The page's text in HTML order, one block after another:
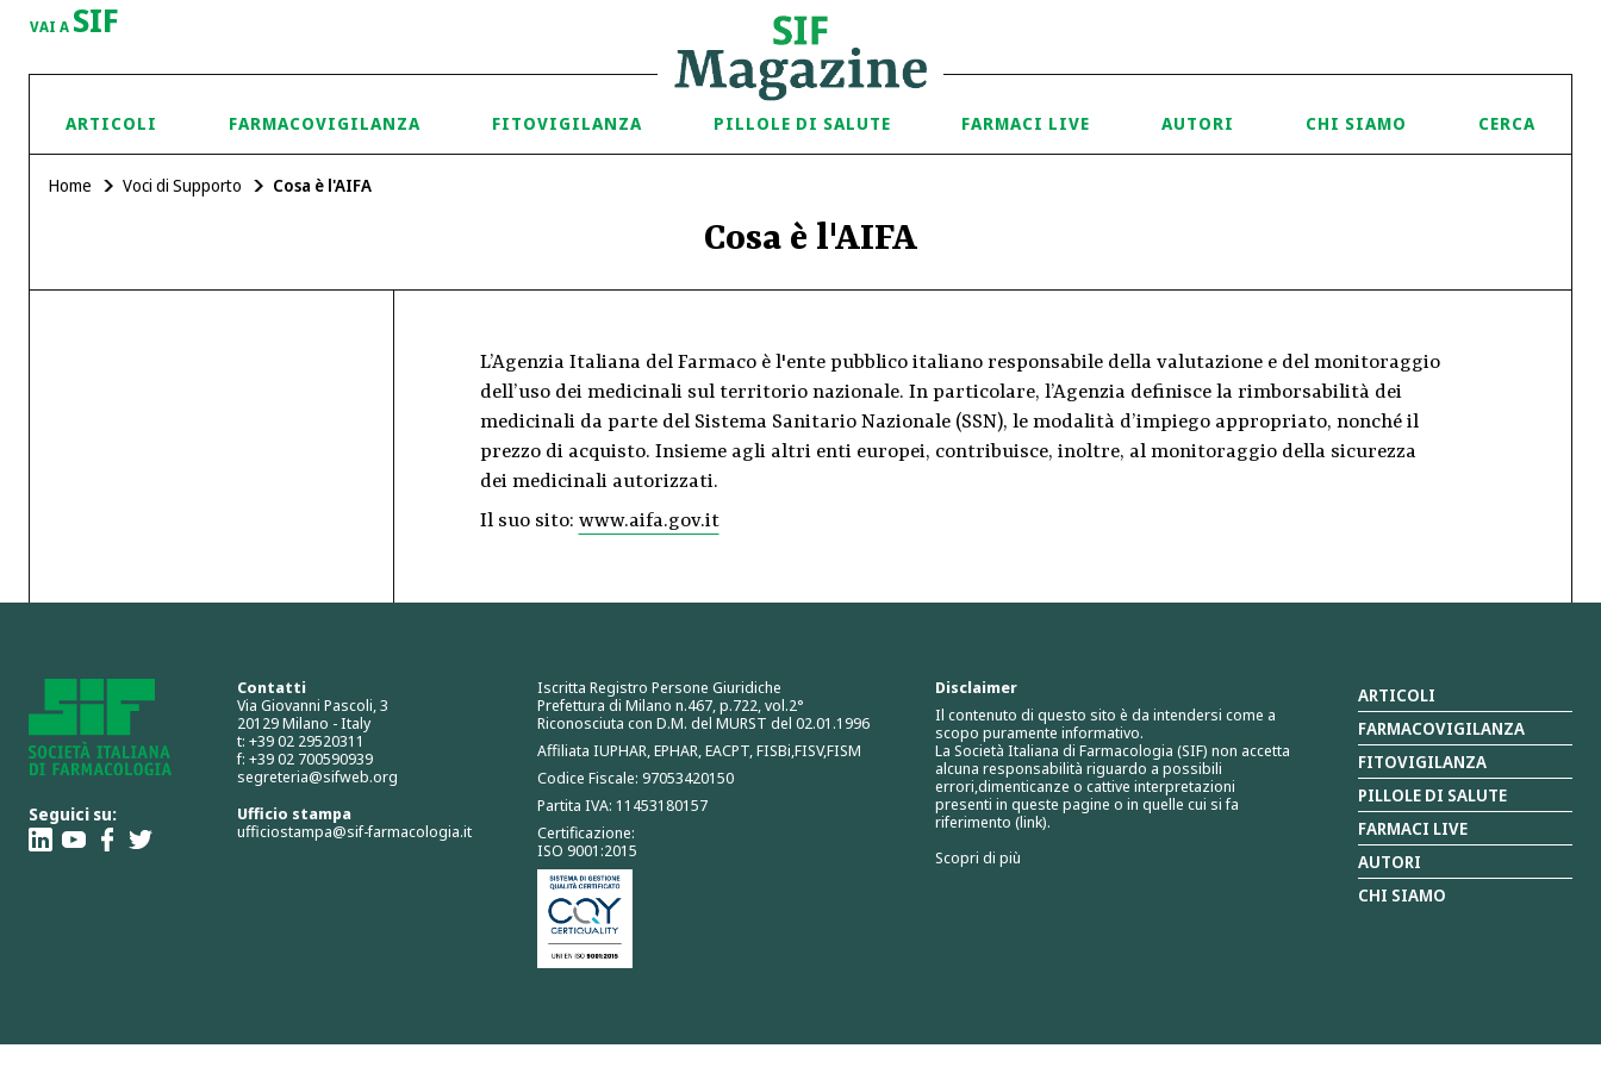
VAI A SIF
ARTICOLI FARMACOVIGILANZA FITOVIGILANZA PILLOLE DI SALUTE FARMACI LIVE AUTORI CHI SIAMO CERCA
Home Voci di Supporto Cosa è l'AIFA
Cosa è l'AIFA
L’Agenzia Italiana del Farmaco è l'ente pubblico italiano responsabile della valutazione e del monitoraggio
dell’uso dei medicinali sul territorio nazionale. In particolare, l’Agenzia definisce la rimborsabilità dei
medicinali da parte del Sistema Sanitario Nazionale (SSN), le modalità d’impiego appropriato, nonché il
prezzo di acquisto. Insieme agli altri enti europei, contribuisce, inoltre, al monitoraggio della sicurezza
dei medicinali autorizzati.
Il suo sito: www.aifa.gov.it
Seguici su:
Contatti
Via Giovanni Pascoli, 3
20129 Milano - Italy
t: +39 02 29520311
f: +39 02 700590939
segreteria@sifweb.org
Ufficio stampa
ufficiostampa@sif-farmacologia.it
Iscritta Registro Persone Giuridiche
Prefettura di Milano n.467, p.722, vol.2°
Riconosciuta con D.M. del MURST del 02.01.1996
Affiliata IUPHAR, EPHAR, EACPT, FISBi,FISV,FISM
Codice Fiscale: 97053420150
Partita IVA: 11453180157
Certificazione:
ISO 9001:2015
Disclaimer
Il contenuto di questo sito è da intendersi come a
scopo puramente informativo.
La Società Italiana di Farmacologia (SIF) non accetta
alcuna responsabilità riguardo a possibili
errori,dimenticanze o cattive interpretazioni
presenti in queste pagine o in quelle cui si fa
riferimento (link).
Scopri di più
ARTICOLI
FARMACOVIGILANZA
FITOVIGILANZA
PILLOLE DI SALUTE
FARMACI LIVE
AUTORI
CHI SIAMO